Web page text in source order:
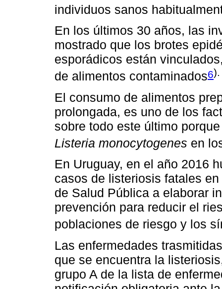
individuos sanos
En los últimos 30 años, las
mostrado que los brotes
esporádicos están
de alimentos contaminados6).
El consumo de alimentos
prolongada, es uno de los
sobre todo este último
Listeria monocytogenes en
En Uruguay, en el año 2016
casos de listeriosis fatales
de Salud Pública a elaborar
prevención para reducir el
poblaciones de riesgo y los
Las enfermedades
que se encuentra la
grupo A de la lista de